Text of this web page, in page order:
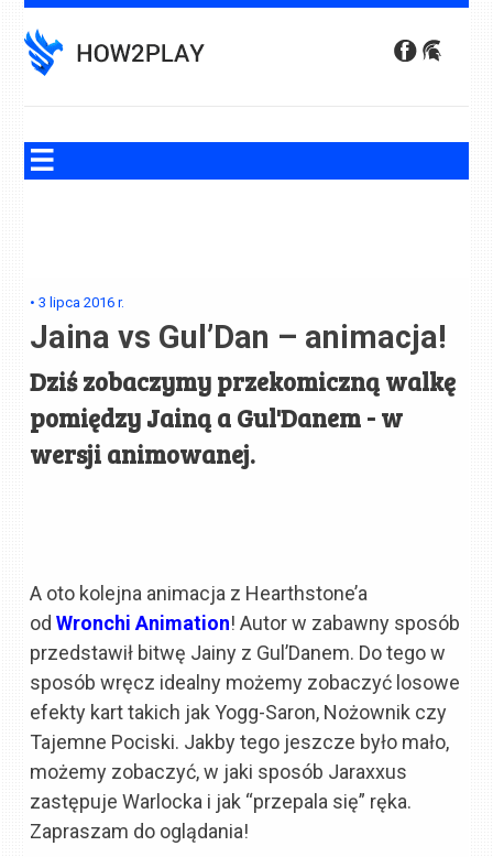
to
content
•3 lipca 2016 r.
Jaina vs Gul’Dan – animacja!
Dziś zobaczymy przekomiczną walkę
pomiędzy Jainą a Gul'Danem - w
wersji animowanej.
A oto kolejna animacja z Hearthstone’a
odWronchi Animation! Autor w zabawny sposób
przedstawił bitwę Jainy z Gul’Danem. Do tego w
sposób wręcz idealny możemy zobaczyć losowe
efekty kart takich jak Yogg-Saron, Nożownik czy
Tajemne Pociski. Jakby tego jeszcze było mało,
możemy zobaczyć, w jaki sposób Jaraxxus
zastępuje Warlocka i jak “przepala się” ręka.
Zapraszam do oglądania!